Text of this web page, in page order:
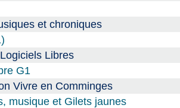
et chroniques
Libres
G1
Vivre en Comminges
musique et Gilets jaunes